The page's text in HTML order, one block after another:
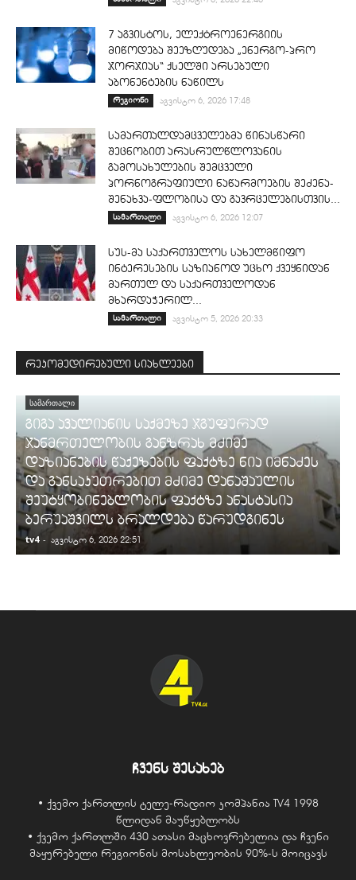
7 აგვისტოს, ელექტროენერგიის
მიწოდება შეეზღუდება „ენერგო-პრო
ჯორჯიას“ ქსელში არსებული
აბონენტების ნაწილს
რეგიონი აგვისტო 6, 2026 17:48
სამართალდამცველებმა წინასწარი
შეცნობით არასრულწლოვანის
გამოსახულების შემცველი
პორნოგრაფიული ნაწარმოების შეძენა-
შენახვა-ფლობისა და გავრცელებისთვის...
სამართალი აგვისტო 6, 2026 12:07
სუს-მა საქართველოს სახელმწიფო
ინტერესების საზიანოდ უცხო ქვეყნიდან
მართულ და საქართველოდან
მხარდაჭერილ...
სამართალი აგვისტო 5, 2026 20:33
რეკომედირებული სიახლეები
ᲡᲐᲛᲐᲠᲗᲐᲚᲘ
გიგა ავალიანის საქმეზე ჯგუფურად
ჯანმრთელობის განზრახ მძიმე
დაზიანების წაქეზების ფაქტზე ნია იმნაძეს
და განსაკუთრებით მძიმე დანაშაულის
შეუტყობინებლობის ფაქტზე ანასტასია
ბერუაშვილს ბრალდება წარუდგინეს
tv4 - აგვისტო 6, 2026 22:51
ჩვენს შესახებ
• ქვემო ქართლის ტელე-რადიო კომპანია TV4 1998
წლიდან მაუწყებლობს
• ქვემო ქართლში 430 ათასი მაცხოვრებელია და ჩვენი
მაყურებელი რეგიონის მოსახლეობის 90%-ს მოიცავს